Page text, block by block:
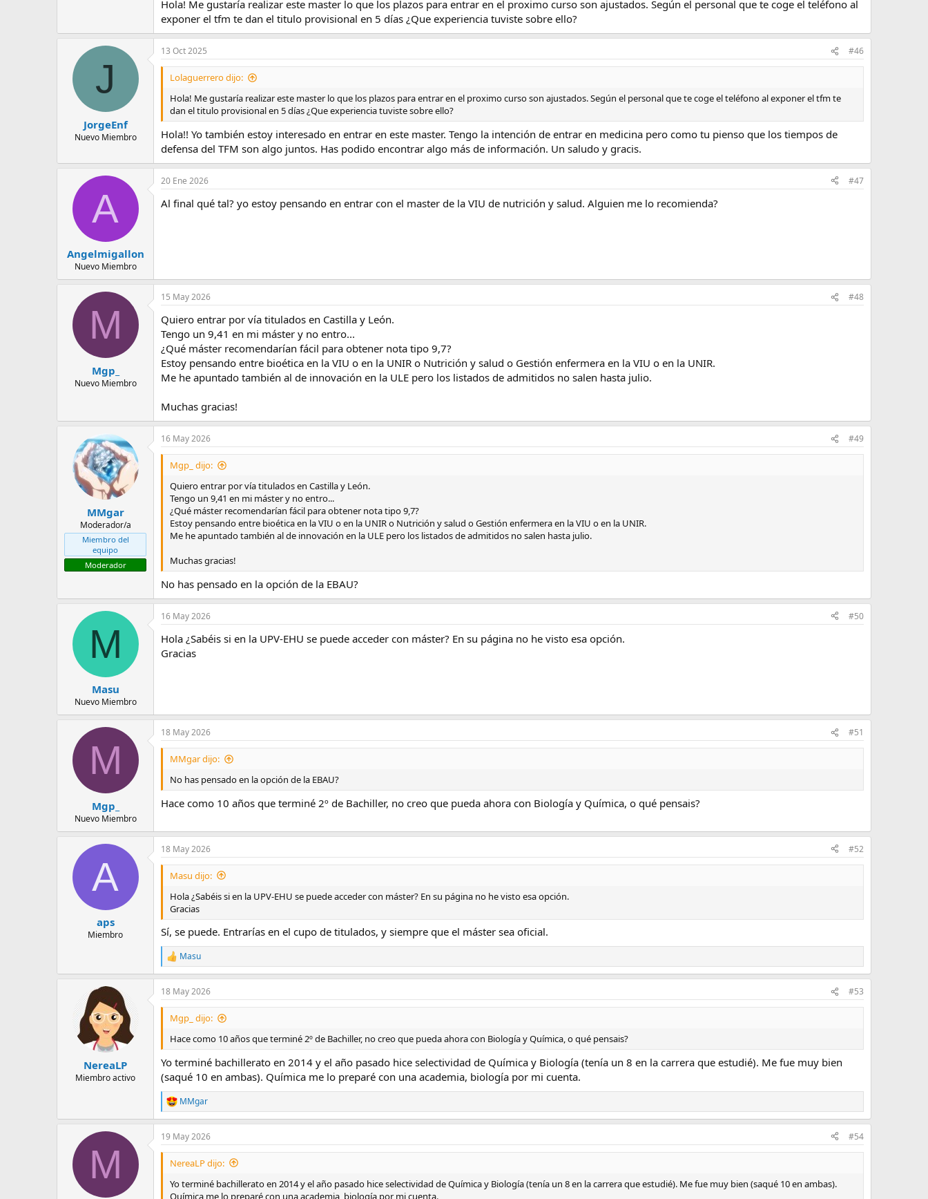
Hola! Me gustaría realizar este master lo que los plazos para entrar en el proximo curso son ajustados. Según el personal que te coge el teléfono al
exponer el tfm te dan el titulo provisional en 5 días ¿Que experiencia tuviste sobre ello?
J
JorgeEnf
Nuevo Miembro
13 Oct 2025 #46
Lolaguerrero dijo:
Hola! Me gustaría realizar este master lo que los plazos para entrar en el proximo curso son ajustados. Según el personal que te coge el teléfono al exponer el tfm te
dan el titulo provisional en 5 días ¿Que experiencia tuviste sobre ello?
Hola!! Yo también estoy interesado en entrar en este master. Tengo la intención de entrar en medicina pero como tu pienso que los tiempos de
defensa del TFM son algo juntos. Has podido encontrar algo más de información. Un saludo y gracis.
A
Angelmigallon
Nuevo Miembro
20 Ene 2026 #47
Al final qué tal? yo estoy pensando en entrar con el master de la VIU de nutrición y salud. Alguien me lo recomienda?
M
Mgp_
Nuevo Miembro
15 May 2026 #48
Quiero entrar por vía titulados en Castilla y León.
Tengo un 9,41 en mi máster y no entro...
¿Qué máster recomendarían fácil para obtener nota tipo 9,7?
Estoy pensando entre bioética en la VIU o en la UNIR o Nutrición y salud o Gestión enfermera en la VIU o en la UNIR.
Me he apuntado también al de innovación en la ULE pero los listados de admitidos no salen hasta julio.
Muchas gracias!
MMgar
Moderador/a
Miembro del
equipo
Moderador
16 May 2026 #49
Mgp_ dijo:
Quiero entrar por vía titulados en Castilla y León.
Tengo un 9,41 en mi máster y no entro...
¿Qué máster recomendarían fácil para obtener nota tipo 9,7?
Estoy pensando entre bioética en la VIU o en la UNIR o Nutrición y salud o Gestión enfermera en la VIU o en la UNIR.
Me he apuntado también al de innovación en la ULE pero los listados de admitidos no salen hasta julio.
Muchas gracias!
No has pensado en la opción de la EBAU?
M
Masu
Nuevo Miembro
16 May 2026 #50
Hola ¿Sabéis si en la UPV-EHU se puede acceder con máster? En su página no he visto esa opción.
Gracias
M
Mgp_
Nuevo Miembro
18 May 2026 #51
MMgar dijo:
No has pensado en la opción de la EBAU?
Hace como 10 años que terminé 2º de Bachiller, no creo que pueda ahora con Biología y Química, o qué pensais?
A
aps
Miembro
18 May 2026 #52
Masu dijo:
Hola ¿Sabéis si en la UPV-EHU se puede acceder con máster? En su página no he visto esa opción.
Gracias
Sí, se puede. Entrarías en el cupo de titulados, y siempre que el máster sea oficial.
R
e
a
c
c
e
s
Masu
NereaLP
Miembro activo
18 May 2026 #53
Mgp_ dijo:
Hace como 10 años que terminé 2º de Bachiller, no creo que pueda ahora con Biología y Química, o qué pensais?
Yo terminé bachillerato en 2014 y el año pasado hice selectividad de Química y Biología (tenía un 8 en la carrera que estudié). Me fue muy bien
(saqué 10 en ambas). Química me lo preparé con una academia, biología por mi cuenta.
R
e
a
c
c
n
e
MMgar
M
19 May 2026 #54
NereaLP dijo:
Yo terminé bachillerato en 2014 y el año pasado hice selectividad de Química y Biología (tenía un 8 en la carrera que estudié). Me fue muy bien (saqué 10 en ambas).
Química me lo preparé con una academia, biología por mi cuenta.